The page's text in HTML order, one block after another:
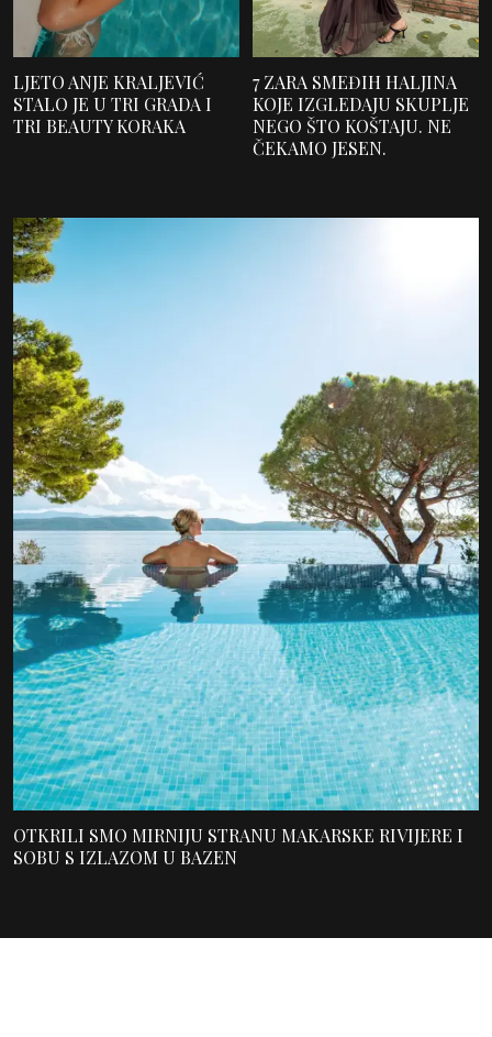
LJETO ANJE KRALJEVIĆ
STALO JE U TRI GRADA I
TRI BEAUTY KORAKA
7 ZARA SMEĐIH HALJINA
KOJE IZGLEDAJU SKUPLJE
NEGO ŠTO KOŠTAJU. NE
ČEKAMO JESEN.
OTKRILI SMO MIRNIJU STRANU MAKARSKE RIVIJERE I
SOBU S IZLAZOM U BAZEN